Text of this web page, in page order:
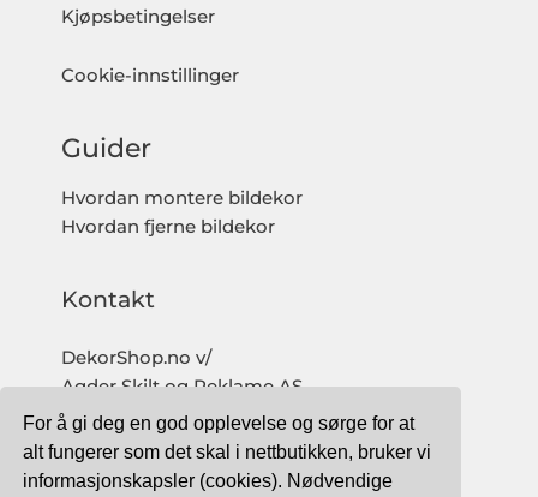
For å gi deg en god opplevelse og sørge for at
alt fungerer som det skal i nettbutikken, bruker vi
informasjonskapsler (cookies). Nødvendige
Kjøpsbetingelser
Cookie-innstillinger
Guider
Hvordan montere bildekor
Hvordan fjerne bildekor
Kontakt
DekorShop.no v/
Agder Skilt og Reklame AS
Org. nr: 997 633 016 MVA
salg@dekorshop.no